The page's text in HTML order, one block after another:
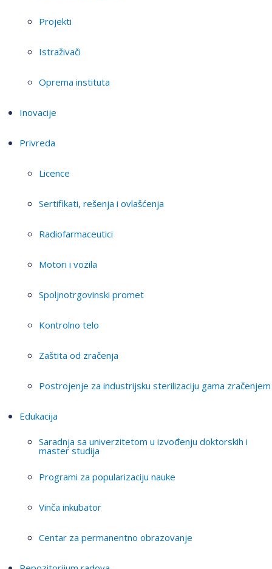
Projekti
Istraživači
Oprema instituta
Inovacije
Privreda
Licence
Sertifikati, rešenja i ovlašćenja
Radiofarmaceutici
Motori i vozila
Spoljnotrgovinski promet
Kontrolno telo
Zaštita od zračenja
Postrojenje za industrijsku sterilizaciju gama zračenjem
Edukacija
Saradnja sa univerzitetom u izvođenju doktorskih i
master studija
Programi za popularizaciju nauke
Vinča inkubator
Centar za permanentno obrazovanje